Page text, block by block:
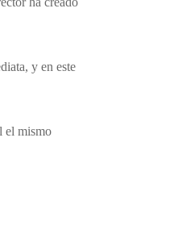
y en este
el mismo